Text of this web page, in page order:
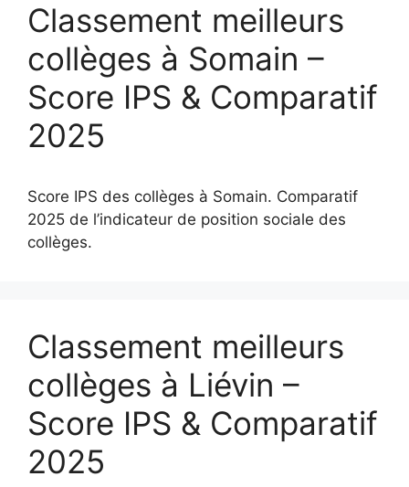
Classement meilleurs
collèges à Somain –
Score IPS & Comparatif
2025
Score IPS des collèges à Somain. Comparatif
2025 de l’indicateur de position sociale des
collèges.
Classement meilleurs
collèges à Liévin –
Score IPS & Comparatif
2025